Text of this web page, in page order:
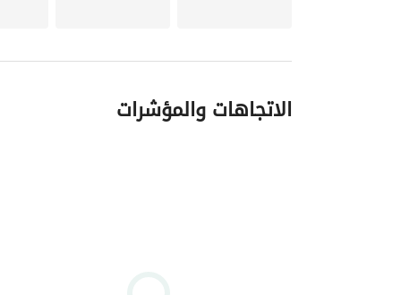
الاتجاهات والمؤشرات